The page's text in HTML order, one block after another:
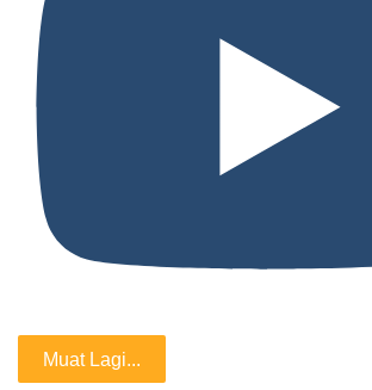
Muat Lagi...